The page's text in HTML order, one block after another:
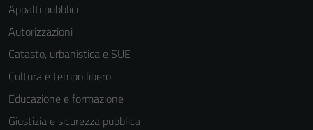
Appalti pubblici
Autorizzazioni
Catasto, urbanistica e SUE
Cultura e tempo libero
Educazione e formazione
Giustizia e sicurezza pubblica